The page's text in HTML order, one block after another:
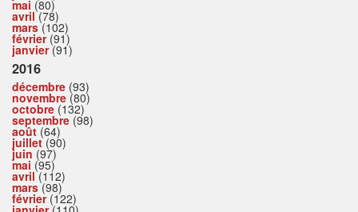
mai (80)
avril(78)
mars(102)
février(91)
janvier(91)
2016
décembre (93)
novembre (80)
octobre (132)
septembre (98)
août (64)
juillet(90)
juin (97)
mai (95)
avril(112)
mars(98)
février(122)